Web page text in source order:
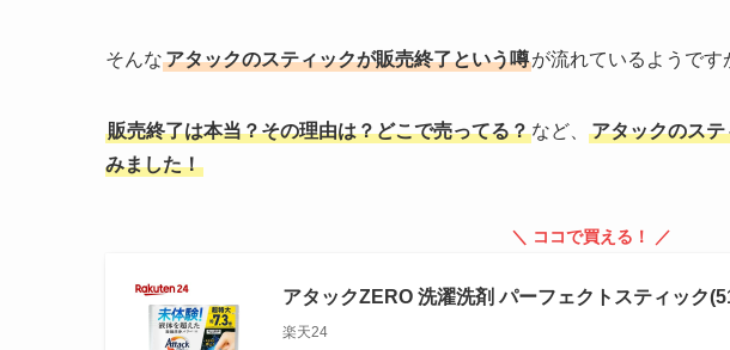
そんなアタックのスティックが販売終了という噂が流れているようです
販売終了は本当？その理由は？どこで売ってる？など、
アタックのス
みました！
＼ ココで買える！ ／
アタックZERO 洗濯洗剤 パーフェクトスティック
楽天24